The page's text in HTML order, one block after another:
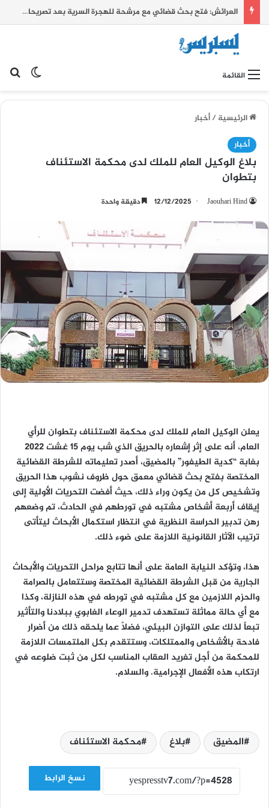
العرائش: فتح بحث قضائي مع مرشحة للهجرة السرية بعد تصريحات زائفة واتهامات كيدية بشأن أحداث الفنيدق وسبتة
القائمة
الرئيسية/أخبار
أخبار
بلاغ الوكيل العام للملك لدى محكمة الاستئناف
بتطوان
Jaouhari Hind
12/12/2025 دقيقة واحدة
يعلن الوكيل العام للملك لدى محكمة الاستئناف بتطوان للرأي
العام، أنه على إثر إشعاره بالحريق الذي شب يوم 15 غشت 2022
بغابة “كدية الطيفور” بالمضيق، أصدر تعليماته للشرطة القضائية
المختصة بفتح بحث قضائي معمق حول ظروف نشوب هذا الحريق
وتشخيص كل من يكون وراء ذلك، حيث أفضت التحريات الأولية إلى
إيقاف أربعة أشخاص مشتبه في تورطهم في الحادث، تم وضعهم
رهن تدبير الحراسة النظرية في انتظار استكمال الأبحاث ليتأتى
ترتيب الآثار القانونية اللازمة على ضوء ذلك.
هذا، وتؤكد النيابة العامة على أنها تتابع مراحل التحريات والأبحاث
الجارية من قبل الشرطة القضائية المختصة وستتعامل بالصرامة
والحزم اللازمين مع كل مشتبه في تورطه في هذه النازلة، وكذا
مع أي حالة مماثلة تستهدف تدمير الوعاء الغابوي ببلادنا والتأثير
تبعاً لذلك على التوازن البيئي، فضلاً عما يلحقه ذلك من أضرار
فادحة بالأشخاص والممتلكات، وستتقدم بكل الملتمسات اللازمة
للمحكمة من أجل تفريد العقاب المناسب لكل من ثبت ضلوعه في
ارتكاب هذه الأفعال الإجرامية. والسلام.
المضيق بلاغ محكمة الاستئناف
نسخ الرابط